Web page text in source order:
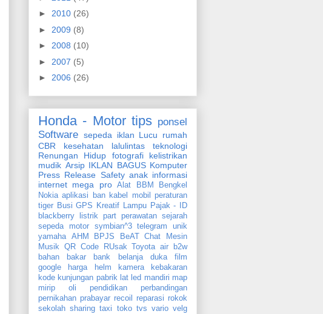
► 2010 (26)
► 2009 (8)
► 2008 (10)
► 2007 (5)
► 2006 (26)
Honda - Motor tips ponsel
Software sepeda iklan Lucu
rumah
CBR
kesehatan lalulintas
teknologi
Renungan Hidup
fotografi
kelistrikan
mudik Arsip IKLAN BAGUS Komputer
Press Release Safety anak informasi
internet mega pro Alat BBM
Bengkel
Nokia aplikasi ban kabel mobil
peraturan
tiger Busi GPS Kreatif Lampu Pajak - ID
blackberry
listrik part perawatan sejarah
sepeda motor
symbian^3 telegram
unik
yamaha
AHM BPJS BeAT Chat
Mesin
Musik QR Code RUsak Toyota air
b2w
bahan bakar
bank belanja duka
film
google
harga helm kamera
kebakaran
kode kunjungan pabrik lat led mandiri map
mirip
oli pendidikan
perbandingan
pernikahan prabayar recoil reparasi rokok
sekolah sharing taxi toko tvs vario velg